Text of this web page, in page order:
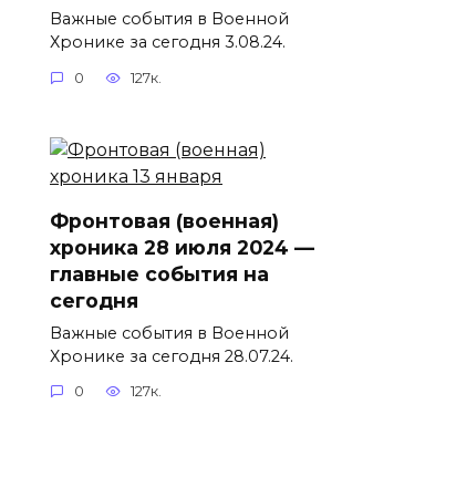
Важные события в Военной
Хронике за сегодня 3.08.24.
0 127к.
Фронтовая (военная)
хроника 28 июля 2024 —
главные события на
сегодня
Важные события в Военной
Хронике за сегодня 28.07.24.
0 127к.